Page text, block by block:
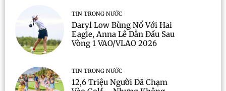
TIN TRONG NƯỚC
Daryl Low Bùng Nổ Với Hai
Eagle, Anna Lê Dẫn Đầu Sau
Vòng 1 VAO/VLAO 2026
TIN TRONG NƯỚC
12,6 Triệu Người Đã Chạm